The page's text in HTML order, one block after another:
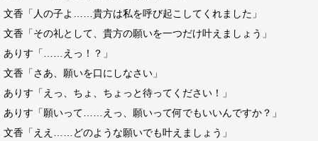
文香「人の子よ……貴方は私を呼び起こしてくれました」
文香「その礼として、貴方の願いを一つだけ叶えましょう」
ありす「……えっ！？」
文香「さあ、願いを口にしなさい」
ありす「えっ、ちょ、ちょっと待ってください！」
ありす「願いって……えっ、願いって何でもいいんですか？」
文香「ええ……どのような願いでも叶えましょう」